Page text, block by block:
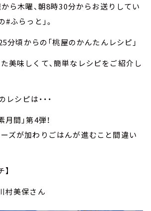
ら木曜、朝8時30分からお送りしてい
ふらっと」。
分頃からの「桃屋のかんたんレシピ」
美味しくて、簡単なレシピをご紹介し
シピは・・・
間」第4弾！
ズが加わりごはんが進むこと間違い
村美保さん